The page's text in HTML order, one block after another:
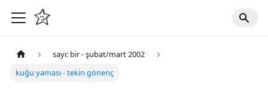
sayı: bir - şubat/mart 2002
kuğu yaması - tekin gönenç